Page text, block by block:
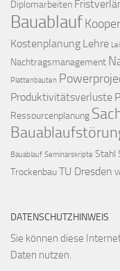
Diplomarbeiten
Bauablauf
Kostenplanung Lehre
Nachtragsmanagement
Plattenbauten
Produktivitätsverluste
Ressourcenplanung
Bauablauf Seminarskripte Stahl
TrockenbauTU Dresden
DATENSCHUTZHINWEIS
Sie können diese
Daten nutzen.